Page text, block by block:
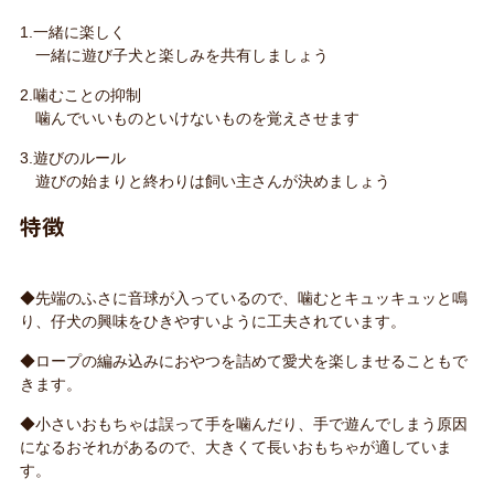
1.一緒に楽しく
一緒に遊び子犬と楽しみを共有しましょう
2.噛むことの抑制
噛んでいいものといけないものを覚えさせます
3.遊びのルール
遊びの始まりと終わりは飼い主さんが決めましょう
特徴
◆先端のふさに音球が入っているので、噛むとキュッキュッと鳴
り、仔犬の興味をひきやすいように工夫されています。
◆ロープの編み込みにおやつを詰めて愛犬を楽しませることもで
きます。
◆小さいおもちゃは誤って手を噛んだり、手で遊んでしまう原因
になるおそれがあるので、大きくて長いおもちゃが適していま
す。